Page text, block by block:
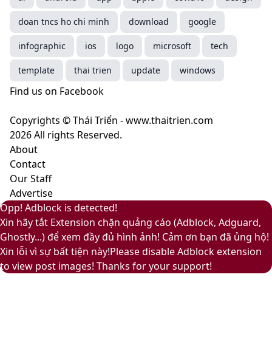
xu
hướng
năm
2025
màu
nâu
cà
phê
mang
ý
nghĩa
Pantone
13-
1023
Peach
Fuzz
–
Màu
sự
nhã
nhặn
và
ấm
áp
doan tncs ho chi minh download google
infographic ios logo microsoft tech
template thai trien update windows
Find us on Facebook
Copyrights © Thái Triển - www.thaitrien.com
2026 All rights Reserved.
About
Contact
Our Staff
Advertise
Facebook
X
LinkedIn
YouTube
Google
Play
Facebook
Pinterest
Messenger
Messenger
Viber
Back
to
top
button
Close
Opp! Adblock is detected!
Xin hãy tắt Extension chặn quảng cáo (Adblock, Adguard,
Ghostly...) để xem đầy đủ hình ảnh! Cảm ơn bạn đã ủng hộ!
Xin lỗi vì sự bất tiện này!Please disable Adblock extension
to view post images! Thanks for your support!